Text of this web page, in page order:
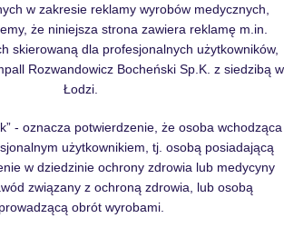
w zakresie reklamy wyrobów medycznych,
że niniejsza strona zawiera reklamę m.in.
skierowaną dla profesjonalnych użytkowników,
Rozwandowicz Bocheński Sp.K. z siedzibą w
Łodzi.
- oznacza potwierdzenie, że osoba wchodząca
użytkownikiem, tj. osobą posiadającą
w dziedzinie ochrony zdrowia lub medycyny
związany z ochroną zdrowia, lub osobą
prowadzącą obrót wyrobami.